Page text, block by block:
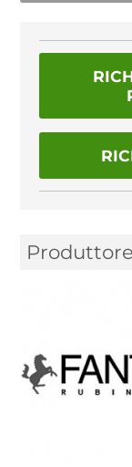
Produttore